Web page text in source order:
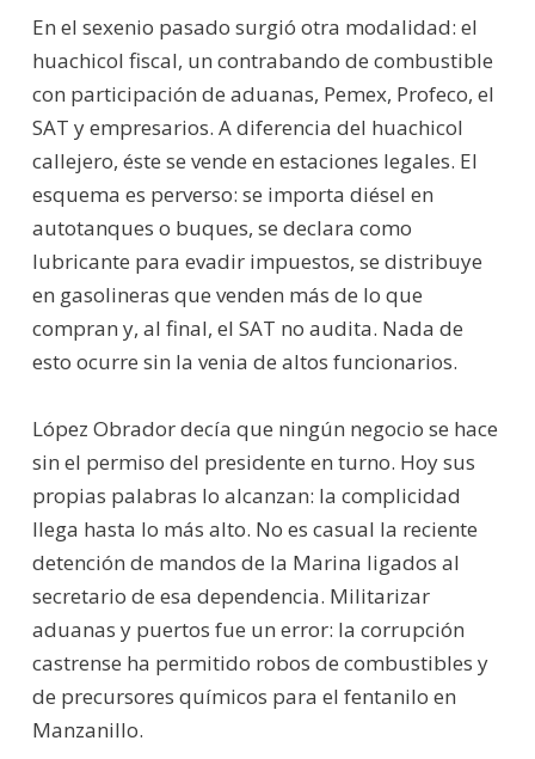
En el sexenio pasado surgió otra modalidad: el
huachicol fiscal, un contrabando de combustible
con participación de aduanas, Pemex, Profeco, el
SAT y empresarios. A diferencia del huachicol
callejero, éste se vende en estaciones legales. El
esquema es perverso: se importa diésel en
autotanques o buques, se declara como
lubricante para evadir impuestos, se distribuye
en gasolineras que venden más de lo que
compran y, al final, el SAT no audita. Nada de
esto ocurre sin la venia de altos funcionarios.
López Obrador decía que ningún negocio se hace
sin el permiso del presidente en turno. Hoy sus
propias palabras lo alcanzan: la complicidad
llega hasta lo más alto. No es casual la reciente
detención de mandos de la Marina ligados al
secretario de esa dependencia. Militarizar
aduanas y puertos fue un error: la corrupción
castrense ha permitido robos de combustibles y
de precursores químicos para el fentanilo en
Manzanillo.